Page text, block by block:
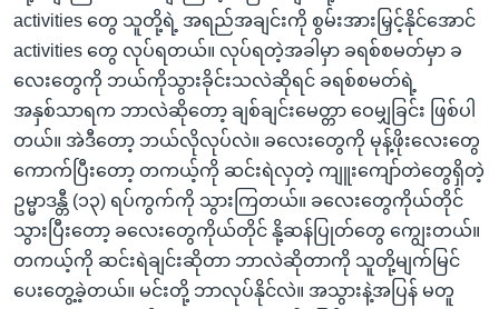
activities တွေ သူတို့ရဲ့ အရည်အချင်းကို စွမ်းအားမြှင့်နိုင်အောင်
activities တွေ လုပ်ရတယ်။ လုပ်ရတဲ့အခါမှာ ခရစ်စမတ်မှာ ခ
လေးတွေကို ဘယ်ကိုသွားခိုင်းသလဲဆိုရင် ခရစ်စမတ်ရဲ့
အနှစ်သာရက ဘာလဲဆိုတော့ ချစ်ချင်းမေတ္တာ ဝေမျှခြင်း ဖြစ်ပါ
တယ်။ အဲဒီတော့ ဘယ်လိုလုပ်လဲ။ ခလေးတွေကို မုန့်ဖိုးလေးတွေ
ကောက်ပြီးတော့ တကယ့်ကို ဆင်းရဲလှတဲ့ ကျူးကျော်တဲတွေရှိတဲ့
ဥမ္မာဒန္တီ (၁၃) ရပ်ကွက်ကို သွားကြတယ်။ ခလေးတွေကိုယ်တိုင်
သွားပြီးတော့ ခလေးတွေကိုယ်တိုင် နို့ဆန်ပြုတ်တွေ ကျွေးတယ်။
တကယ့်ကို ဆင်းရဲချင်းဆိုတာ ဘာလဲဆိုတာကို သူတို့မျက်မြင်
ပေးတွေ့ခဲ့တယ်။ မင်းတို့ ဘာလုပ်နိုင်လဲ။ အသွားနဲ့အပြန် မတူ